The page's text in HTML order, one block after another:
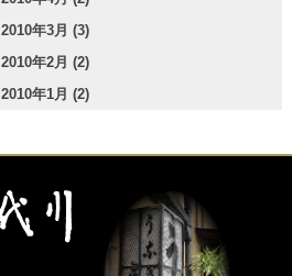
2010年3月 (3)
2010年2月 (2)
2010年1月 (2)